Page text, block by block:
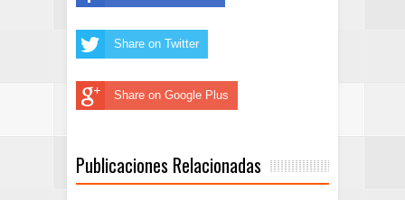
Share on Twitter
Share on Google Plus
Publicaciones Relacionadas